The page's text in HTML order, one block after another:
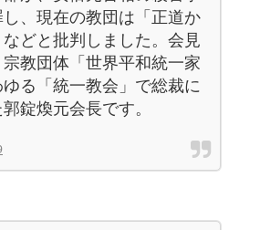
、現在の教団は「正道か
どと批判しました。会見
教団体「世界平和統一家
る「統一教会」で総裁に
錠煥元会長です。